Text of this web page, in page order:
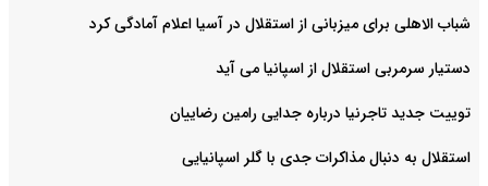
شباب الاهلی برای میزبانی از استقلال در آسیا اعلام آمادگی کرد
دستیار سرمربی استقلال از اسپانیا می آید
توییت جدید تاجرنیا درباره جدایی رامین رضاییان
استقلال به دنبال مذاکرات جدی با گلر اسپانیایی